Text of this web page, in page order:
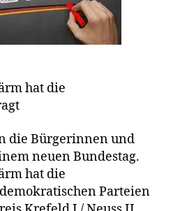
hat die
die Bürgerinnen und
neuen Bundestag.
hat die
Parteien